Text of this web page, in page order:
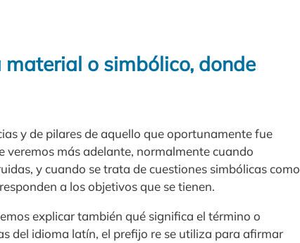
o simbólico, donde
y de pilares de aquello que oportunamente fue
veremos más adelante, normalmente cuando
y cuando se trata de cuestiones simbólicas como
a los objetivos que se tienen.
explicar también qué significa el término o
del idioma latín, el prefijo re se utiliza para afirmar